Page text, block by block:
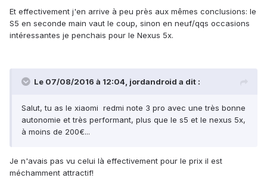
Et effectivement j'en arrive à peu près aux mêmes conclusions: le
S5 en seconde main vaut le coup, sinon en neuf/qqs occasions
intéressantes je penchais pour le Nexus 5x.
Le 07/08/2016 à 12:04, jordandroid a dit :
Salut, tu as le xiaomi redmi note 3 pro avec une très bonne
autonomie et très performant, plus que le s5 et le nexus 5x,
à moins de 200€...
Je n'avais pas vu celui là effectivement pour le prix il est
méchamment attractif!